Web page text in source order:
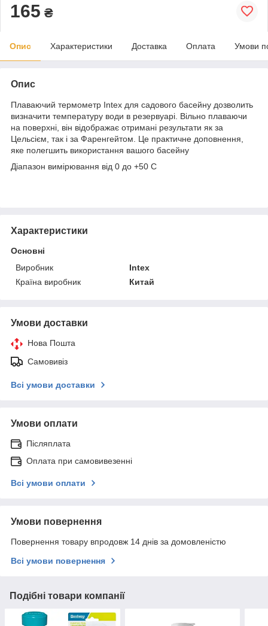
165 ₴
Опис Характеристики Доставка Оплата Умови
Опис
Плаваючий термометр Intex для садового басейну дозволить
визначити температуру води в резервуарі. Вільно плаваючи
на поверхні, він відображає отримані результати як за
Цельсієм, так і за Фаренгейтом. Це практичне доповнення,
яке полегшить використання вашого басейну
Діапазон вимірювання від 0 до +50 С
Характеристики
Основні
Виробник
Intex
Країна виробник
Китай
Умови доставки
Нова Пошта
Самовивіз
Всі умови доставки
Умови оплати
Післяплата
Оплата при самовивезенні
Всі умови оплати
Умови повернення
Повернення товару впродовж 14 днів за домовленістю
Всі умови повернення
Подібні товари компанії